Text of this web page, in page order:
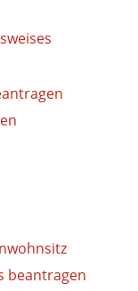
beantragen